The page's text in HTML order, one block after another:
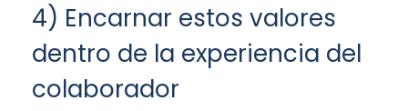
4) Encarnar estos valores
dentro de la experiencia del
colaborador